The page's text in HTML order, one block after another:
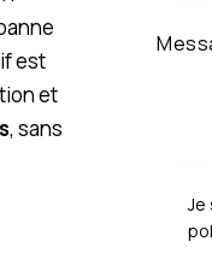
est
et
, sans
Je